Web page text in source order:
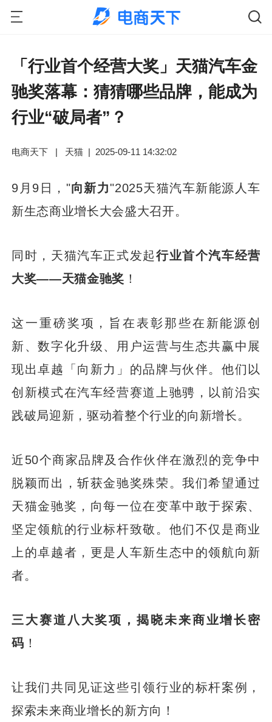
「行业首个经营大奖」天猫汽车金
驰奖落幕：猜猜哪些品牌，能成为
行业“破局者”？
电商天下 | 天猫 | 2025-09-11 14:32:02
9月9日，"向新力"2025天猫汽车新能源人车
新生态商业增长大会盛大召开。
同时，天猫汽车正式发起行业首个汽车经营
大奖——天猫金驰奖 ！
这一重磅奖项，旨在表彰那些在新能源创
新、数字化升级、用户运营与生态共赢中展
现出卓越「向新力」的品牌与伙伴。他们以
创新模式在汽车经营赛道上驰骋，以前沿实
践破局迎新，驱动着整个行业的向新增长。
近50个商家品牌及合作伙伴在激烈的竞争中
脱颖而出，斩获金驰奖殊荣。我们希望通过
天猫金驰奖，向每一位在变革中敢于探索、
坚定领航的行业标杆致敬。他们不仅是商业
上的卓越者，更是人车新生态中的领航向新
者。
三大赛道八大奖项，揭晓未来商业增长密
码 ！
让我们共同见证这些引领行业的标杆案例，
探索未来商业增长的新方向！